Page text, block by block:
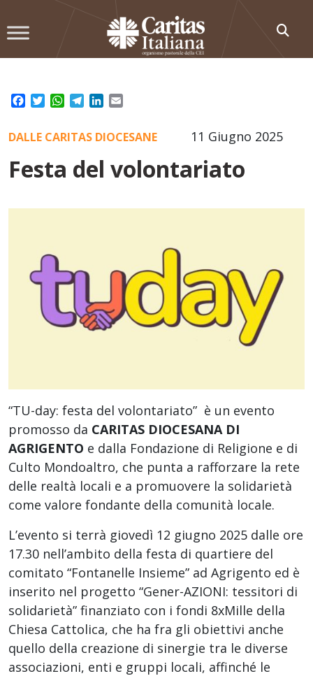
to
Facebook
TwitterWhatsApp
TelegramLinkedIn
11 Giugno 2025
DALLE CARITAS DIOCESANE
Festa del volontariato
“TU-day: festa del volontariato” è un evento
promosso da CARITAS DIOCESANA DI
AGRIGENTO e dalla Fondazione di Religione e di
Culto Mondoaltro, che punta a rafforzare la rete
delle realtà locali e a promuovere la solidarietà
come valore fondante della comunità locale.
L’evento si terrà giovedì 12 giugno 2025 dalle ore
17.30 nell’ambito della festa di quartiere del
comitato “Fontanelle Insieme” ad Agrigento ed è
inserito nel progetto “Gener-AZIONI: tessitori di
solidarietà” finanziato con i fondi 8xMille della
Chiesa Cattolica, che ha fra gli obiettivi anche
quello della creazione di sinergie tra le diverse
associazioni, enti e gruppi locali, affinché le